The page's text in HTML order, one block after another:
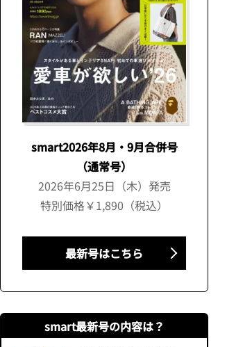
smart2026年8月・9月合併号
（通常号）
2026年6月25日（木）発売
特別価格￥1,890（税込）
最新号はこちら
smart最新号の内容は？